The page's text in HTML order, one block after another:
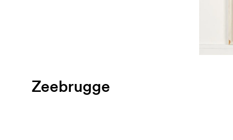
Zeebrugge